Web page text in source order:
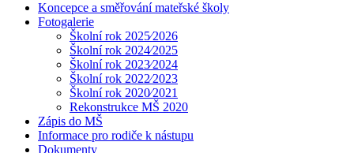
Koncepce a směřování mateřské školy
Fotogalerie
Školní rok 2025⁄2026
Školní rok 2024⁄2025
Školní rok 2023⁄2024
Školní rok 2022⁄2023
Školní rok 2020⁄2021
Rekonstrukce MŠ 2020
Zápis do MŠ
Informace pro rodiče k nástupu
Dokumenty